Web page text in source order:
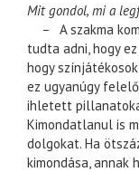
Mit gondol, mi a
– A szakma
tudta adni, hogy
hogy
ez ugyanúgy
ihletett
Kimondatlanul is
dolgokat. Ha
kimondása,